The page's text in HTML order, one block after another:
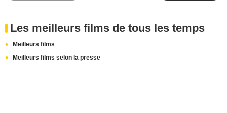
Les meilleurs films de tous les temps
Meilleurs films
Meilleurs films selon la presse